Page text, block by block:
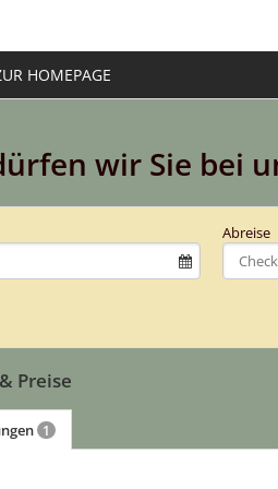
HOMEPAGE
wir Sie bei
Abreise
Preise
1